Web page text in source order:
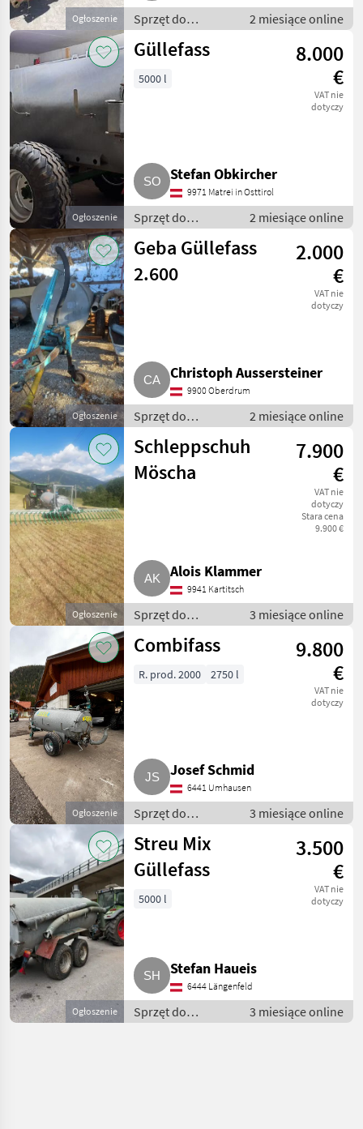
Ogłoszenie
Sprzęt do
nawożenia i
nawadniania /
asenizacyjne
2 miesiące online
Ogłoszenie
Güllefass
8.000
€
VAT nie
dotyczy
5000 l
Stefan Obkircher
9971 Matrei in Osttirol
Sprzęt do
nawożenia i
nawadniania /
Wozy
asenizacyjne
2 miesiące online
Ogłoszenie
Geba Güllefass
2.600
2.000
€
VAT nie
dotyczy
Christoph Aussersteiner
9900 Oberdrum
Sprzęt do
nawożenia i
nawadniania /
Wozy
asenizacyjne
2 miesiące online
Ogłoszenie
Schleppschuh
Möscha
7.900
€
VAT nie
dotyczy
Stara cena
9.900 €
Alois Klammer
9941 Kartitsch
Sprzęt do
nawożenia i
nawadniania /
asenizacyjne
3 miesiące online
Ogłoszenie
Combifass
9.800
€
VAT nie
dotyczy
R. prod. 2000 2750 l
Josef Schmid
6441 Umhausen
Sprzęt do
nawożenia i
nawadniania /
Wozy
asenizacyjne
3 miesiące online
Ogłoszenie
Streu Mix
Güllefass
3.500
€
VAT nie
dotyczy
5000 l
Stefan Haueis
6444 Längenfeld
Sprzęt do
nawożenia i
3 miesiące online